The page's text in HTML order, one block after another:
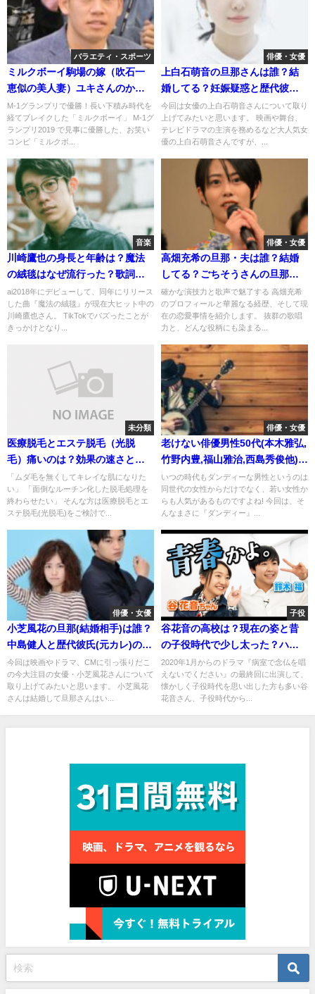
バラエティ・スポーツ
ミルクボーイ駒場の嫁（吹石一
恵似の美人妻）ユキさんのかわ
いい素顔！
M-1グランプリで優勝！長い下積み時代を
経てブレイクした「ミルクボーイ」 M-1グ
ランプリ2019 で見事に優勝した、お笑い
コンビ「ミルクボ...
俳優・女優
上白石萌音の旦那さんは誰？結
婚してる？妊娠疑惑と歴代彼氏
を紹介！
今回は女優の上白石萌音さんについて取り
上げてみたいと思います。 映画や舞台、
テレビドラマの主演を務めるなど大人気女
優の上白石萌音さんですが、...
音楽
川崎鷹也の身長と年齢は？魔法
の絨毯はなぜ流行った？歌詞は
奥さんのエピソード？
ai2018年にデビューして、同年にリリース
した曲『魔法の絨毯』が現在大ヒット中の
川崎鷹也さん。 TikTokでバズったことが
きっかけとなり...
俳優・女優
高畑充希の旦那・夫は誰？結婚
してる？ごちそうさんの旦那役
と熱愛彼氏の噂は？
確かな演技力と歌声で魅了する 高畑充希
のプロフィールと華麗なる経歴、そして現
在の恋愛事情を紹介します。 抜群の歌唱
力と、どんな役柄にも染まる...
未分類
医療脱毛とエステ脱毛（光脱
毛）痛いのは？効果の速さと仕
組みを比較
「ムダ毛を無くしてキレイな肌になりた
い」 「面倒なルーチン化した脱毛処理を
終わらせたい」 そんな方は医療脱毛とエ
ステ脱毛(光脱毛)をご検討で...
俳優・女優
老けない俳優男性50代(本木雅弘,
竹野内豊,福山雅治,西島秀俊他)若
さの秘訣は？
いつの時代もダンディーな男性というのは
同世代の女性からだけでなく、若い女性か
らも人気があるものですよね! 今回は、そ
んなまさに『ダンディー』...
俳優・女優
小芝風花の旦那(結婚相手)は誰？
中島健人と歴代彼氏(元カレ)の噂
を検証！
今回は映画やドラマ、CMに引っ張りだこ
の今大注目の女優・小芝風花さんについて
取り上げてみたいと思います。 小芝風花
さんは結婚して旦那さんはい...
子役
谷花音の高校は？現在の姿と昔
の子役時代で少し太った？ハー
フなのか母親と妹も紹介！
2020年1月からのドラマ『病室で念仏を唱
えないでください』の最終回に出演して、
懐かしく子役時代を思い出した方も多い谷
花音さん、子役時代から...